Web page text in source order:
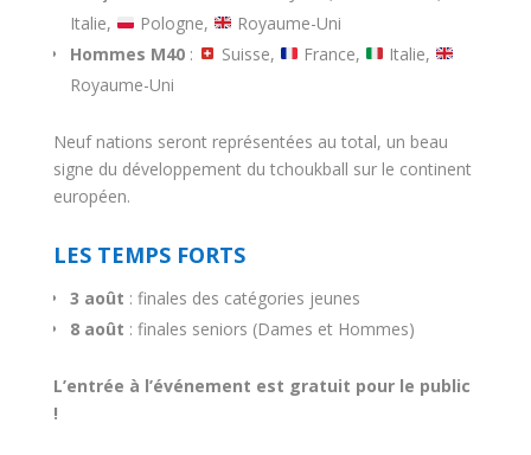
Italie,
Pologne,
Royaume-Uni
Hommes M40: Suisse, France,
Italie,
Royaume-Uni
Neuf nations seront représentées au total, un beau
signe du développement du tchoukball sur le continent
européen.
LES TEMPS FORTS
3 août : finales des catégories jeunes
8 août : finales seniors (Dames et Hommes)
L’entrée à l’événement est gratuit pour le public
!